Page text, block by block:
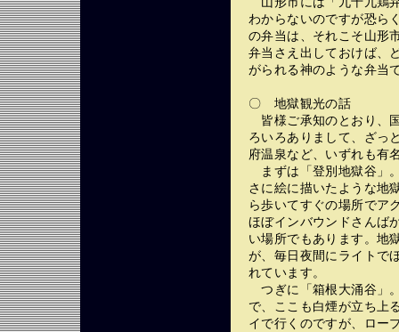
わからないのですが恐ら
の弁当は、それこそ山形
弁当さえ出しておけば、
がられる神のような弁当
〇 地獄観光の話
皆様ご承知のとおり、
ろいろありまして、ざっ
府温泉など、いずれも有
まずは「登別地獄谷」
さに絵に描いたような地
ら歩いてすぐの場所でア
ほぼインバウンドさんば
い場所でもあります。地
が、毎日夜間にライトで
れています。
つぎに「箱根大涌谷」
で、ここも白煙が立ち上
イで行くのですが、ロー